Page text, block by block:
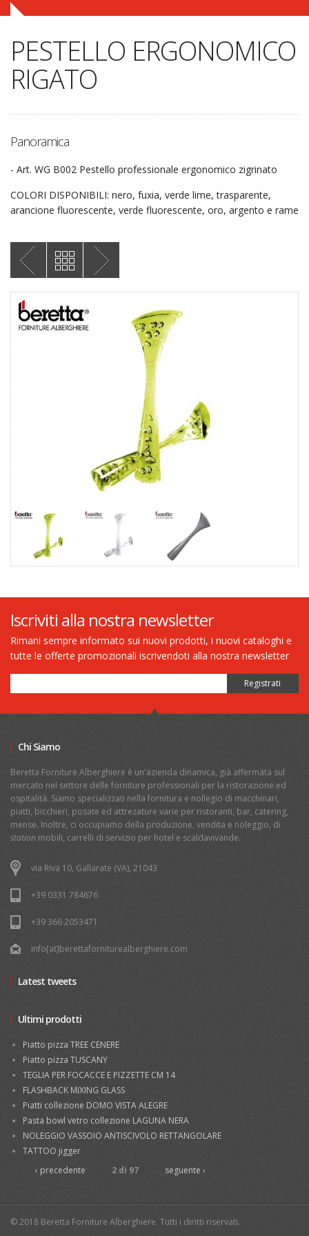
PESTELLO ERGONOMICO
RIGATO
Panoramica
- Art. WG B002 Pestello professionale ergonomico zigrinato
COLORI DISPONIBILI: nero, fuxia, verde lime, trasparente,
arancione fluorescente, verde fluorescente, oro, argento e rame
Iscriviti alla nostra newsletter
Rimani sempre informato sui nuovi prodotti, i nuovi cataloghi e
tutte le offerte promozionali iscrivendoti alla nostra newsletter
Chi Siamo
Beretta Forniture Alberghiere è un'azienda dinamica, già affermata sul
mercato nel settore delle forniture professionali per la ristorazione ed
ospitalità. Siamo specializzati nella fornitura e nollegio di macchinari,
piatti, bicchieri, posate ed attrezature varie per ristoranti, bar, catering,
mense. Inoltre, ci occupiamo della produzione, vendita e noleggio, di
station mobili, carrelli di servizio per hotel e scaldavivande.
via Riva 10, Gallarate (VA), 21043
+39 0331 784676
+39 366 2053471
info[at]berettaforniturealberghiere.com
Latest tweets
Ultimi prodotti
Piatto pizza TREE CENERE
Piatto pizza TUSCANY
TEGLIA PER FOCACCE E PIZZETTE CM 14
FLASHBACK MIXING GLASS
Piatti collezione DOMO VISTA ALEGRE
Pasta bowl vetro collezione LAGUNA NERA
NOLEGGIO VASSOIO ANTISCIVOLO RETTANGOLARE
TATTOO jigger
‹ precedente
2 di 97 seguente ›
© 2018 Beretta Forniture Alberghiere. Tutti i diritti riservati.